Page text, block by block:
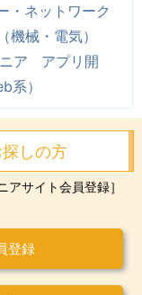
・ネットワーク
機械・電気）
ア
アプリ開
系）
しの方
アサイト会員登録］
登録